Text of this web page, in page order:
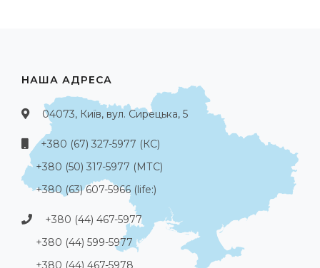
НАША АДРЕСА
04073, Київ, вул. Сирецька, 5
+380 (67) 327-5977 (КС)
+380 (50) 317-5977 (МТС)
+380 (63) 607-5966 (life:)
+380 (44) 467-5977
+380 (44) 599-5977
+380 (44) 467-5978